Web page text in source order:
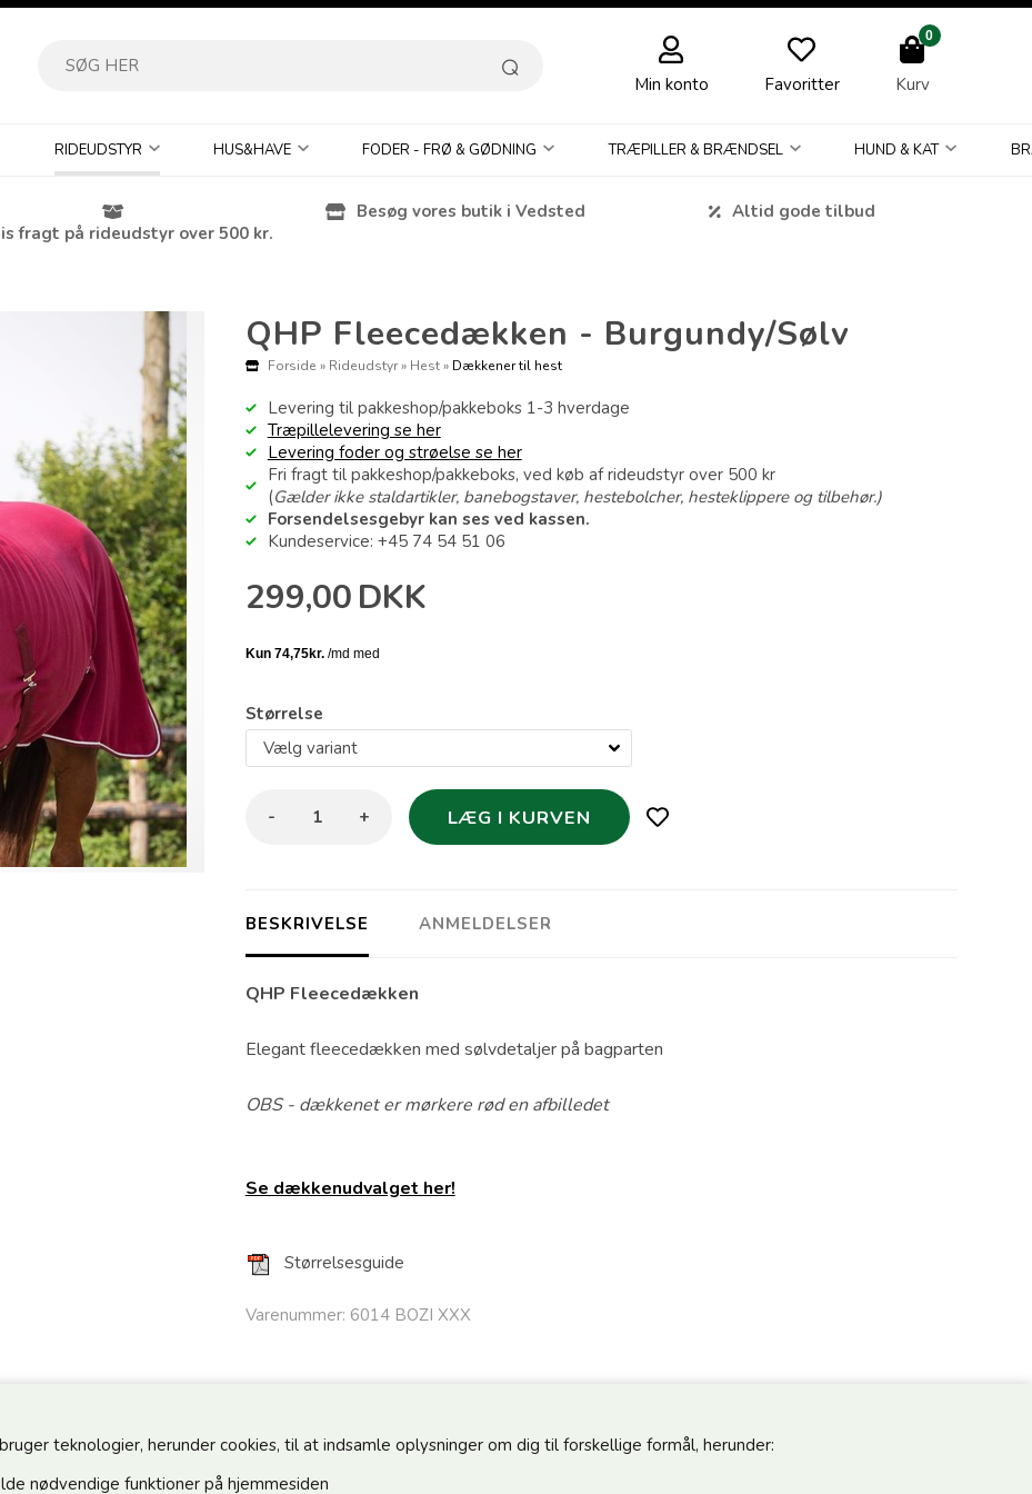
teknologier, herunder cookies, til at indsamle oplysninger om dig til forskellige formål, herunder:
nødvendige funktioner på hjemmesiden
Min konto Favoritter
0
Kurv
RIDEUDSTYR HUS&HAVE FODER - FRØ & GØDNING TRÆPILLER & BRÆNDSEL HUND & KAT
fragt på rideudstyr over 500 kr.
Besøg vores butik i Vedsted Altid gode tilbud
QHP Fleecedækken - Burgundy/Sølv
Forside » Rideudstyr» Hest» Dækkener til hest
Levering til pakkeshop/pakkeboks 1-3 hverdage
Træpillelevering se her
Levering foder og strøelse se her
Fri fragt til pakkeshop/pakkeboks, ved køb af rideudstyr over 500 kr
(Gælder ikke staldartikler, banebogstaver, hestebolcher, hesteklippere og tilbehør.)
Forsendelsesgebyr kan ses ved kassen.
Kundeservice: +45 74 54 51 06
299,00DKK
Størrelse
- +
BESKRIVELSE ANMELDELSER
QHP Fleecedækken
Elegant fleecedækken med sølvdetaljer på bagparten
OBS - dækkenet er mørkere rød en afbilledet
Se dækkenudvalget her!
Størrelsesguide
Varenummer: 6014 BOZI XXX